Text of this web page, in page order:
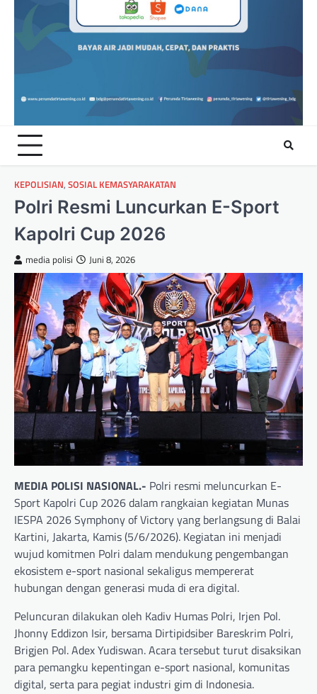
KEPOLISIAN, SOSIAL KEMASYARAKATAN
Polri Resmi Luncurkan E-Sport
Kapolri Cup 2026
media polisi Juni 8, 2026
MEDIA POLISI NASIONAL.- Polri resmi meluncurkan E-
Sport Kapolri Cup 2026 dalam rangkaian kegiatan Munas
IESPA 2026 Symphony of Victory yang berlangsung di Balai
Kartini, Jakarta, Kamis (5/6/2026). Kegiatan ini menjadi
wujud komitmen Polri dalam mendukung pengembangan
ekosistem e-sport nasional sekaligus mempererat
hubungan dengan generasi muda di era digital.
Peluncuran dilakukan oleh Kadiv Humas Polri, Irjen Pol.
Jhonny Eddizon Isir, bersama Dirtipidsiber Bareskrim Polri,
Brigjen Pol. Adex Yudiswan. Acara tersebut turut disaksikan
para pemangku kepentingan e-sport nasional, komunitas
digital, serta para pegiat industri gim di Indonesia.